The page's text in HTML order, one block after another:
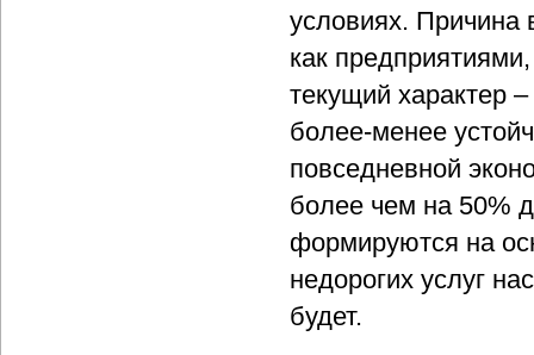
условиях. Причина
как
текущий характер
более-менее
повседневной
более чем на 50%
формируются на
недорогих услуг
будет.